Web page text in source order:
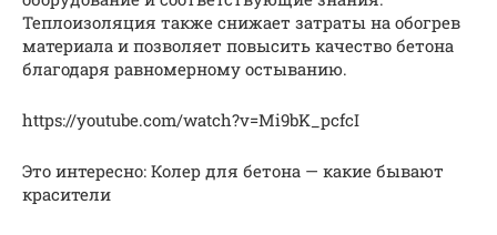
Теплоизоляция также снижает затраты на обогрев
материала и позволяет повысить качество бетона
благодаря равномерному остыванию.
https://youtube.com/watch?v=Mi9bK_pcfcI
Это интересно: Колер для бетона — какие бывают
красители